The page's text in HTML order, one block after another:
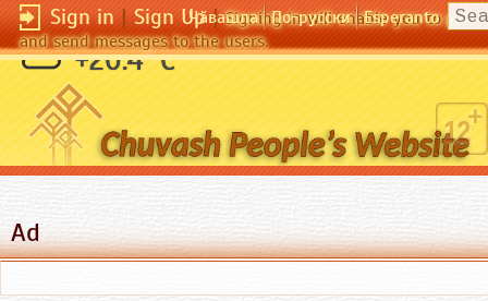
Sign in|Sign Up|Signing in will enable you to post
and send messages to the users.
Чӑвашла По-русски Esperanto
+20.4 °C Идеи - редкая дичь в лесу слов.(В. Гюго)
Ad